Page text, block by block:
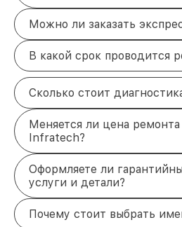
Можно ли заказать
В какой срок проводится
Сколько стоит
Меняется ли цена ремонта
Infratech?
Оформляете ли
услуги и детали?
Почему стоит выбрать